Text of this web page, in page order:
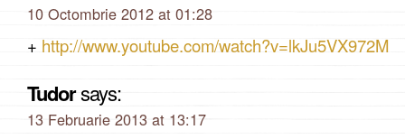
10 Octombrie 2012 at 01:28
+ http://www.youtube.com/watch?v=lkJu5VX972M
Tudorsays:
13 Februarie 2013 at 13:17